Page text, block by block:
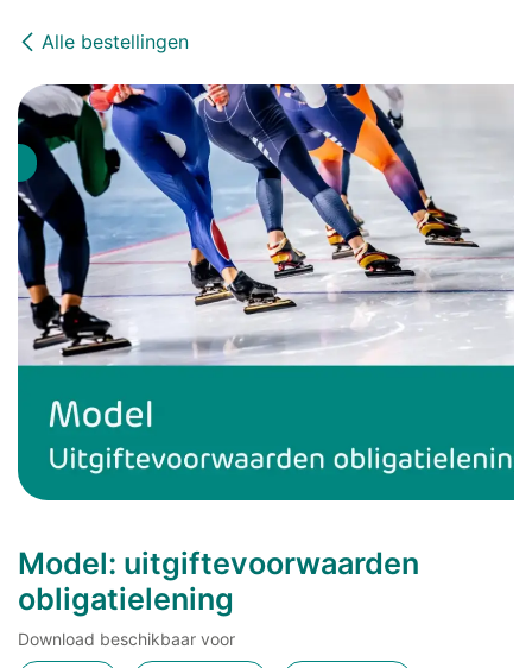
Alle bestellingen
Model: uitgiftevoorwaarden
obligatielening
Download beschikbaar voor